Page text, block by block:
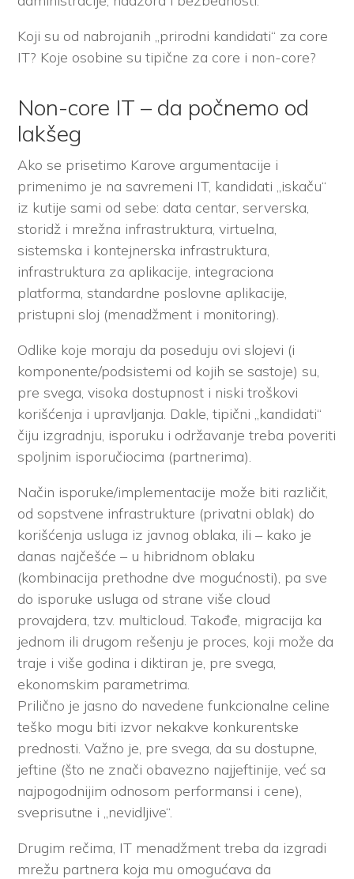
Koji su od nabrojanih „prirodni kandidati“ za core
IT? Koje osobine su tipične za core i non-core?
Non-core IT – da počnemo od
lakšeg
Ako se prisetimo Karove argumentacije i
primenimo je na savremeni IT, kandidati „iskaču“
iz kutije sami od sebe: data centar, serverska,
storidž i mrežna infrastruktura, virtuelna,
sistemska i kontejnerska infrastruktura,
infrastruktura za aplikacije, integraciona
platforma, standardne poslovne aplikacije,
pristupni sloj (menadžment i monitoring).
Odlike koje moraju da poseduju ovi slojevi (i
komponente/podsistemi od kojih se sastoje) su,
pre svega, visoka dostupnost i niski troškovi
korišćenja i upravljanja. Dakle, tipični „kandidati“
čiju izgradnju, isporuku i održavanje treba poveriti
spoljnim isporučiocima (partnerima).
Način isporuke/implementacije može biti različit,
od sopstvene infrastrukture (privatni oblak) do
korišćenja usluga iz javnog oblaka, ili – kako je
danas najčešće – u hibridnom oblaku
(kombinacija prethodne dve mogućnosti), pa sve
do isporuke usluga od strane više cloud
provajdera, tzv. multicloud. Takođe, migracija ka
jednom ili drugom rešenju je proces, koji može da
traje i više godina i diktiran je, pre svega,
ekonomskim parametrima.
Prilično je jasno do navedene funkcionalne celine
teško mogu biti izvor nekakve konkurentske
prednosti. Važno je, pre svega, da su dostupne,
jeftine (što ne znači obavezno najjeftinije, već sa
najpogodnijim odnosom performansi i cene),
sveprisutne i „nevidljive“.
Drugim rečima, IT menadžment treba da izgradi
mrežu partnera koja mu omogućava da